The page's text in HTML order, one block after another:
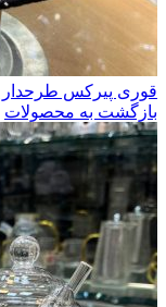
قوری پیرکس
بازگشت به محصولات